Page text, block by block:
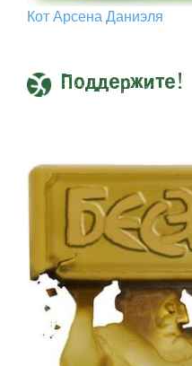
Кот Арcена Даниэля
Поддержите!